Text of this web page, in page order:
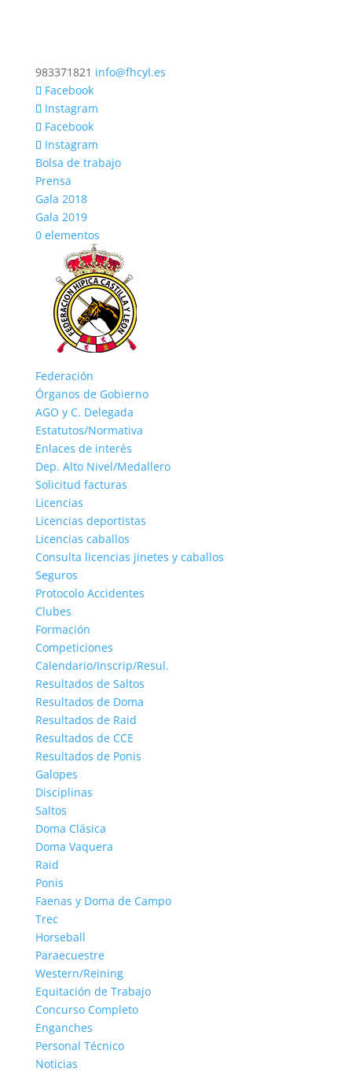
983371821 info@fhcyl.es
Facebook
Instagram
Facebook
Instagram
Bolsa de trabajo
Prensa
Gala 2018
Gala 2019
0 elementos
Federación
Órganos de Gobierno
AGO y C. Delegada
Estatutos/Normativa
Enlaces de interés
Dep. Alto Nivel/Medallero
Solicitud facturas
Licencias
Licencias deportistas
Licencias caballos
Consulta licencias jinetes y caballos
Seguros
Protocolo Accidentes
Clubes
Formación
Competiciones
Calendario/Inscrip/Resul.
Resultados de Saltos
Resultados de Doma
Resultados de Raid
Resultados de CCE
Resultados de Ponis
Galopes
Disciplinas
Saltos
Doma Clásica
Doma Vaquera
Raid
Ponis
Faenas y Doma de Campo
Trec
Horseball
Paraecuestre
Western/Reining
Equitación de Trabajo
Concurso Completo
Enganches
Personal Técnico
Noticias